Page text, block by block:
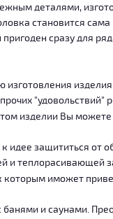
деталями,
становится
сразу для
изделии Вы
защититься от
и теплорасивающей
иможет
и саунами.